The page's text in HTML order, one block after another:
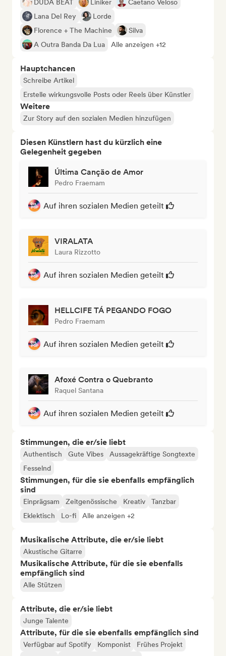
DUDA BEAT Liniker
Caetano Veloso
Lana Del Rey
Lorde
Florence + The Machine
Silva
A Outra Banda Da Lua
Alle anzeigen +12
Hauptchancen
Schreibe Artikel
Erstelle wirkungsvolle Posts oder Reels über Künstler
Weitere
Zur Story auf den sozialen Medien hinzufügen
Diesen Künstlern hast du kürzlich eine
Gelegenheit gegeben
Última Canção de Amor
Pedro Fraemam
Auf ihren sozialen Medien geteilt
VIRALATA
Laura Rizzotto
Auf ihren sozialen Medien geteilt
HELLCIFE TÁ PEGANDO FOGO
Pedro Fraemam
Auf ihren sozialen Medien geteilt
Afoxé Contra o Quebranto
Raquel Santana
Auf ihren sozialen Medien geteilt
Stimmungen, die er/sie liebt
Authentisch Gute Vibes
Aussagekräftige Songtexte
Fesselnd
Stimmungen, für die sie ebenfalls empfänglich
sind
Einprägsam Zeitgenössische Kreativ
Tanzbar
Eklektisch
Lo-fi Alle anzeigen +2
Musikalische Attribute, die er/sie liebt
Akustische Gitarre
Musikalische Attribute, für die sie ebenfalls
empfänglich sind
Alle Stützen
Attribute, die er/sie liebt
Junge Talente
Attribute, für die sie ebenfalls empfänglich sind
Verfügbar auf Spotify Komponist
Frühes Projekt